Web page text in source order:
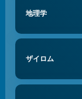
地理学
ザイロム